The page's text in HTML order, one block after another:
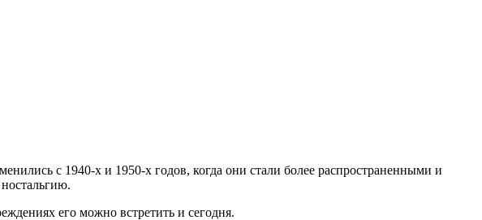
с 1940-х и 1950-х годов, когда они стали более распространенными и
его можно встретить и сегодня.